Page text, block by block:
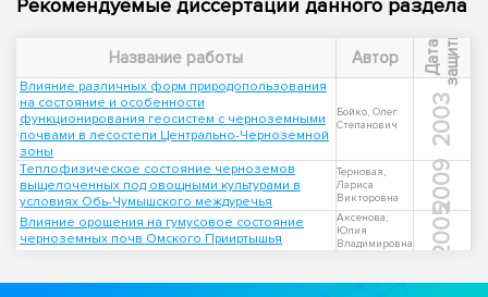
Рекомендуемые диссертации данного раздела
Название работы Автор Д
а
т
а
з
а
щ
и
т ы
Влияние различных форм природопользования
на состояние и особенности
функционирования геосистем с черноземными
почвами в лесостепи Центрально-Черноземной
зоны
Бойко, Олег
Степанович
2003
Теплофизическое состояние черноземов
выщелоченных под овощными культурами в
условиях Обь-Чумышского междуречья
Терновая,
Лариса
Викторовна
2009
Влияние орошения на гумусовое состояние
черноземных почв Омского Прииртышья
Аксенова,
Юлия
Владимировна
2005